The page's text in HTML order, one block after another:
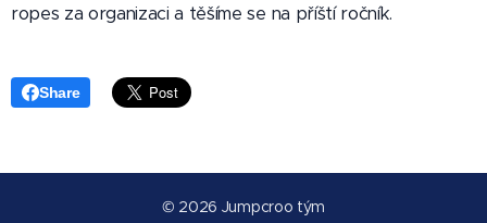
ropes za organizaci a těšíme se na příští ročník.
Share
© 2026 Jumpcroo tým